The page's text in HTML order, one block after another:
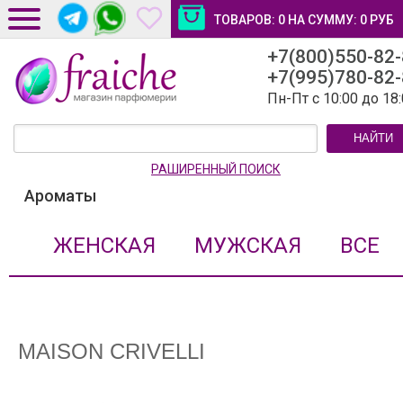
ТОВАРОВ: 0 НА СУММУ: 0 РУБ
ДОСТАВКА И ОПЛАТА
НОВОСТИ И СТАТЬИ
+7(800)550-
+7(995)780-
Пн-Пт с 10:00 до
НАЙТИ
РАШИРЕННЫЙ ПОИСК
Ароматы
ЖЕНСКАЯ МУЖСКАЯ ВСЕ
MAISON CRIVELLI